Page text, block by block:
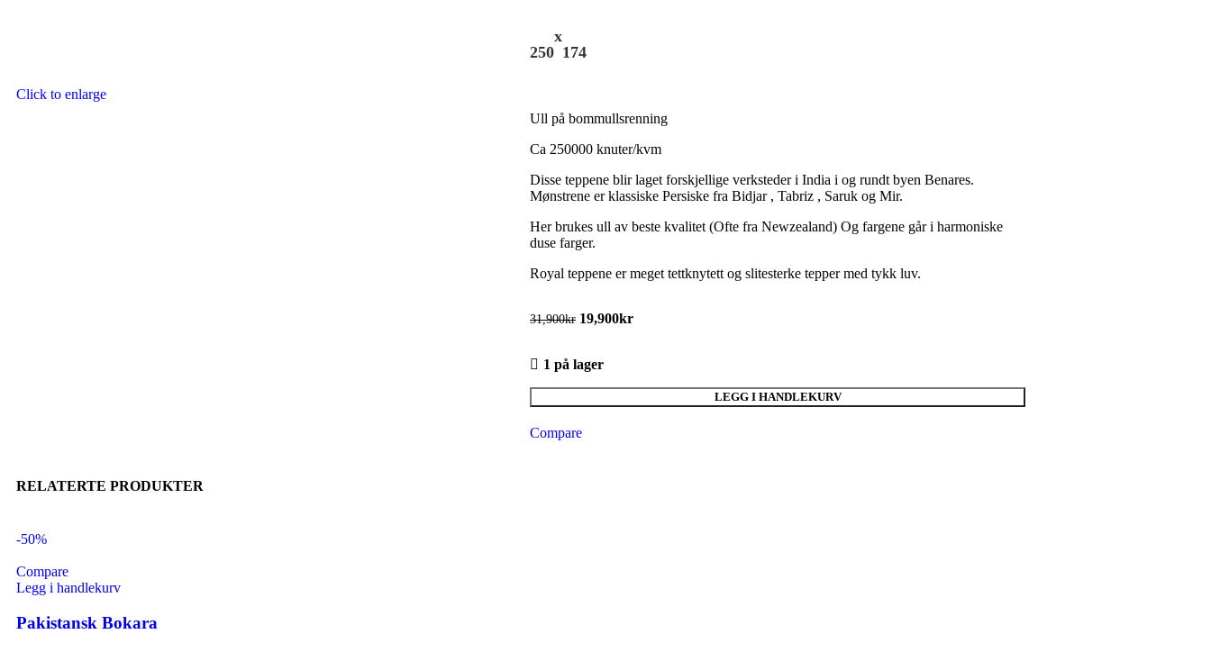
Click to enlarge
250
x
174
Ull på bommullsrenning
Ca 250000 knuter/kvm
Disse teppene blir laget forskjellige verksteder i India i og rundt byen Benares.
Mønstrene er klassiske Persiske fra Bidjar , Tabriz , Saruk og Mir.
Her brukes ull av beste kvalitet (Ofte fra Newzealand) Og fargene går i harmoniske
duse farger.
Royal teppene er meget tettknytett og slitesterke tepper med tykk luv.
31,900kr 19,900kr
1 på lager
LEGG I HANDLEKURV
Compare
RELATERTE PRODUKTER
-50%
Compare
Legg i handlekurv
Pakistansk Bokara